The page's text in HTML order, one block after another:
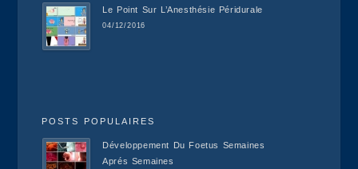
Le Point Sur L’Anesthésie Péridurale
04/12/2016
POSTS POPULAIRES
Développement Du Foetus Semaines
Aprés Semaines